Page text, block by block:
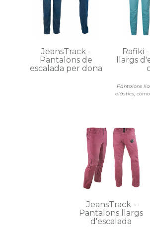
JeansTrack -
Pantalons de
escalada per dona
Pantalons
elàstics,
Rafiki
llargs
JeansTrack -
Pantalons llargs
d'escalada